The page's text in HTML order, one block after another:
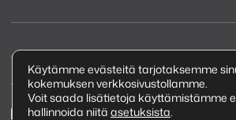
Copyright © 2026 Kuva ja Ääni Oy
Tietosuojaseloste
Käytämme evästeitä tarjotaksemme
kokemuksen verkkosivustollamme.
Voit saada lisätietoja käyttämistämme
hallinnoida niitä asetuksista.